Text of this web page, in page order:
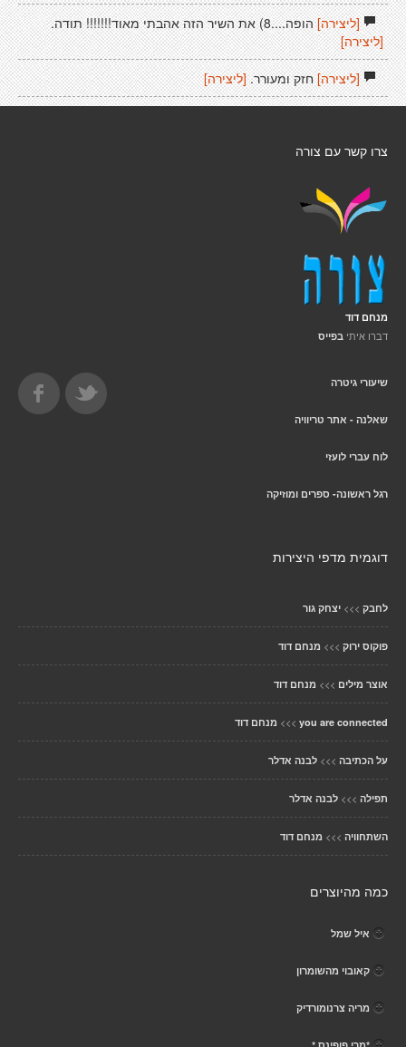
[ליצירה]הופה....8) את השיר הזה אהבתי מאוד!!!!!!! תודה.
[ליצירה]
[ליצירה]חזק ומעורר. [ליצירה]
צרו קשר עם צורה
מנחם דוד
דברו איתי בפייס
שיעורי גיטרה
שאלנה - אתר טריוויה
לוח עברי לועזי
רגל ראשונה- ספרים ומוזיקה
דוגמית מדפי היצירות
לחבק >>> יצחק גור
פוקוס ירוק >>> מנחם דוד
אוצר מילים >>> מנחם דוד
you are connected
>>> מנחם דוד
על הכתיבה >>> לבנה אדלר
תפילה >>> לבנה אדלר
השתחוויה >>> מנחם דוד
כמה מהיוצרים
איל שמל
קאובוי מהשומרון
מריה צרנומורדיק